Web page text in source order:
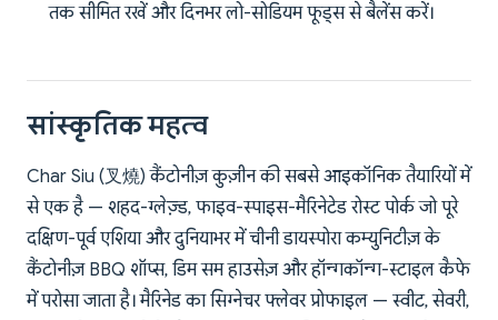
तक सीमित रखें और दिनभर लो-सोडियम फूड्स से बैलेंस करें।
सांस्कृतिक महत्व
Char Siu (叉燒) कैंटोनीज़ कुज़ीन की सबसे आइकॉनिक तैयारियों में
से एक है — शहद-ग्लेज़्ड, फाइव-स्पाइस-मैरिनेटेड रोस्ट पोर्क जो पूरे
दक्षिण-पूर्व एशिया और दुनियाभर में चीनी डायस्पोरा कम्युनिटीज़ के
कैंटोनीज़ BBQ शॉप्स, डिम सम हाउसेज़ और हॉन्गकॉन्ग-स्टाइल कैफे
में परोसा जाता है। मैरिनेड का सिग्नेचर फ्लेवर प्रोफाइल — स्वीट, सेवरी,